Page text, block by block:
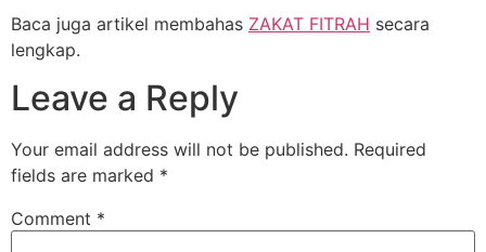
Baca juga artikel membahas ZAKAT FITRAH secara
lengkap.
Leave a Reply
Your email address will not be published. Required
fields are marked *
Comment *